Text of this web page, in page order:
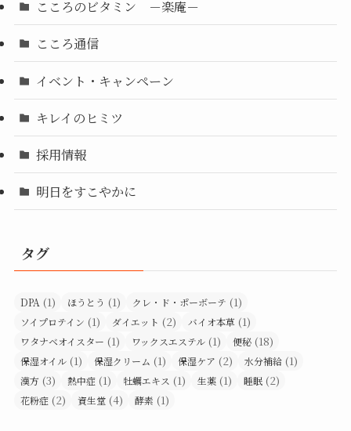
こころのビタミン －楽庵－
こころ通信
イベント・キャンペーン
キレイのヒミツ
採用情報
明日をすこやかに
タグ
DPA (1) ほうとう (1) クレ・ド・ポーボーテ (1)
ソイプロテイン (1) ダイエット (2) バイオ本草 (1)
ワタナベオイスター (1) ワックスエステル (1) 便秘 (18)
保湿オイル (1) 保湿クリーム (1) 保湿ケア (2) 水分補給 (1)
漢方 (3) 熱中症 (1) 牡蠣エキス (1) 生薬 (1) 睡眠 (2)
花粉症 (2) 資生堂 (4) 酵素 (1)